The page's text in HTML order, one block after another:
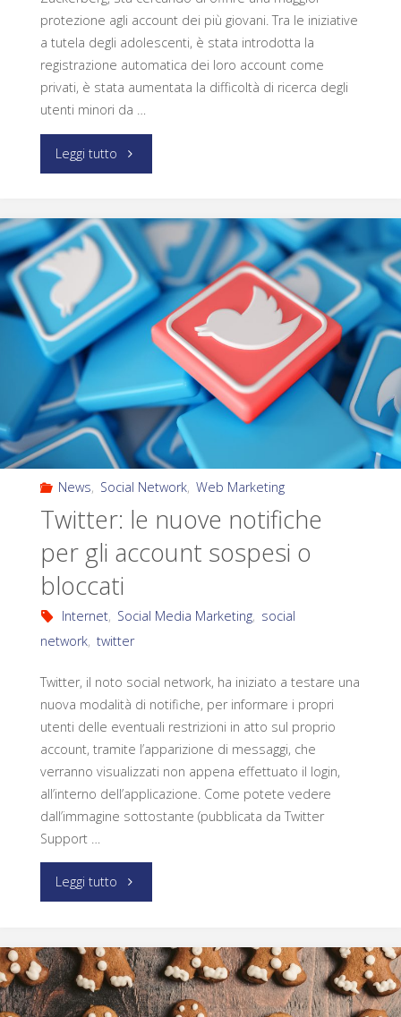
protezione agli account dei più giovani. Tra le iniziative
a tutela degli adolescenti, è stata introdotta la
registrazione automatica dei loro account come
privati, è stata aumentata la difficoltà di ricerca degli
utenti minori da …
Leggi tutto
News, Social Network, Web Marketing
Twitter: le nuove notifiche
per gli account sospesi o
bloccati
Internet, Social Media Marketing, social
network, twitter
Twitter, il noto social network, ha iniziato a testare una
nuova modalità di notifiche, per informare i propri
utenti delle eventuali restrizioni in atto sul proprio
account, tramite l’apparizione di messaggi, che
verranno visualizzati non appena effettuato il login,
all’interno dell’applicazione. Come potete vedere
dall’immagine sottostante (pubblicata da Twitter
Support …
Leggi tutto